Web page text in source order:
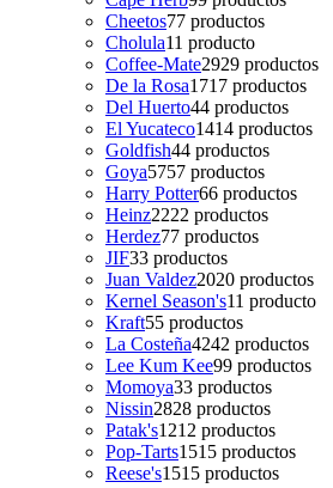
Cheetos77 productos
Cholula11 producto
Coffee-Mate2929 productos
De la Rosa1717 productos
Del Huerto44 productos
El Yucateco1414 productos
Goldfish44 productos
Goya5757 productos
Harry Potter66 productos
Heinz2222 productos
Herdez77 productos
JIF33 productos
Juan Valdez2020 productos
Kernel Season's11 producto
Kraft55 productos
La Costeña4242 productos
Lee Kum Kee99 productos
Momoya33 productos
Nissin2828 productos
Patak's1212 productos
Pop-Tarts1515 productos
Reese's1515 productos